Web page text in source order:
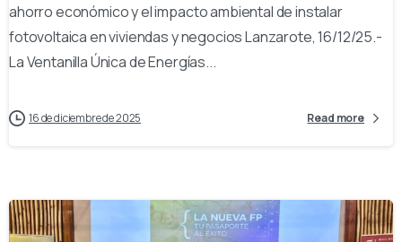
ahorro económico y el impacto ambiental de instalar
fotovoltaica en viviendas y negocios Lanzarote, 16/12/25.-
La Ventanilla Única de Energías...
16 de diciembre de 2025 Read more